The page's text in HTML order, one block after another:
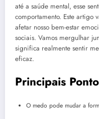
até a saúde mental, esse
comportamento. Este artigo
afetar nosso bem-estar
sociais. Vamos mergulhar
significa realmente sentir
eficaz.
Principais
O medo pode mudar a